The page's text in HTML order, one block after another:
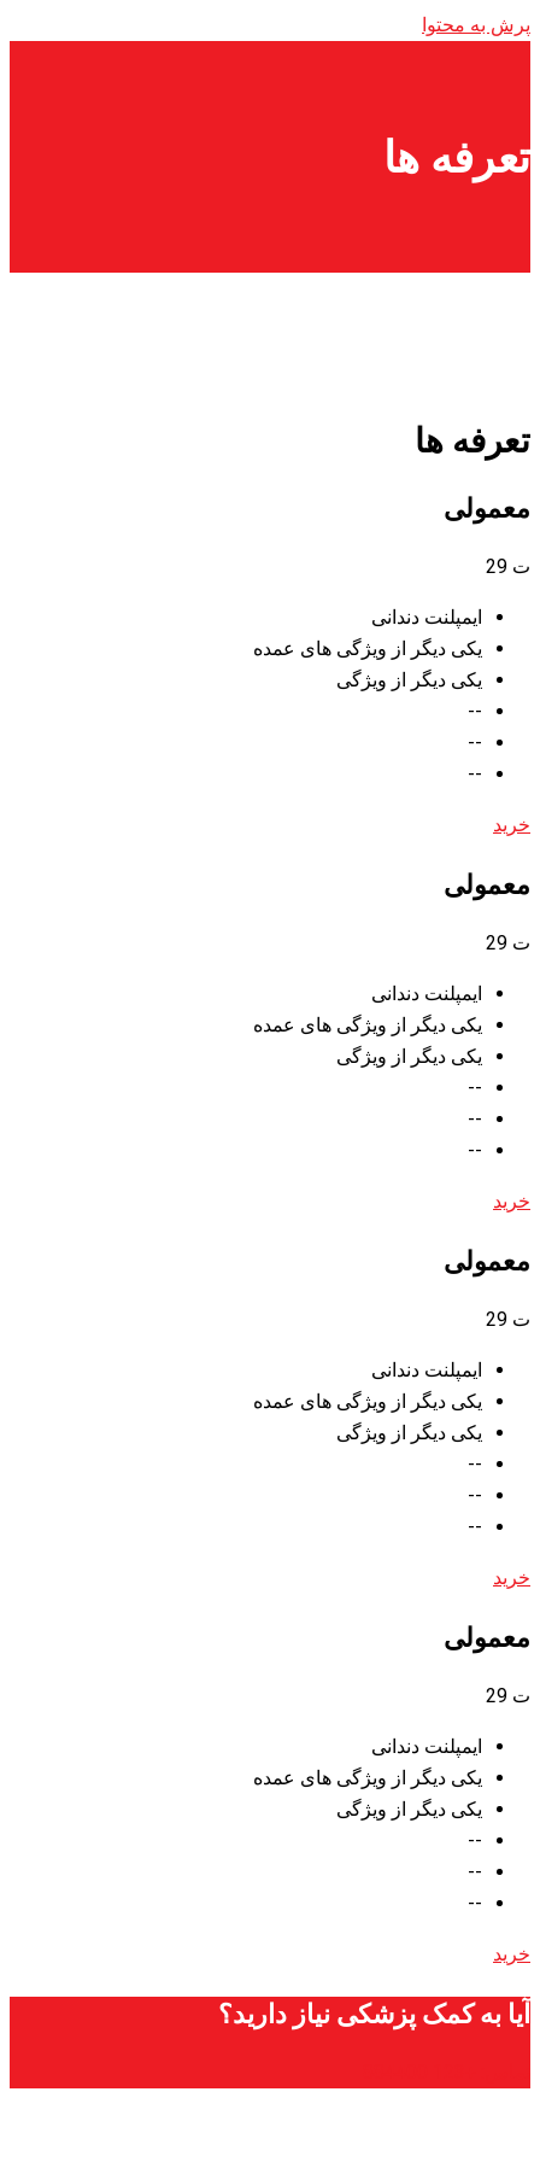
پرش به محتوا
تعرفه ها
تعرفه ها
معمولی
ت 29
ایمپلنت دندانی
یکی دیگر از ویژگی های عمده
یکی دیگر از ویژگی
--
--
--
خرید
معمولی
ت 29
ایمپلنت دندانی
یکی دیگر از ویژگی های عمده
یکی دیگر از ویژگی
--
--
--
خرید
معمولی
ت 29
ایمپلنت دندانی
یکی دیگر از ویژگی های عمده
یکی دیگر از ویژگی
--
--
--
خرید
معمولی
ت 29
ایمپلنت دندانی
یکی دیگر از ویژگی های عمده
یکی دیگر از ویژگی
--
--
--
خرید
آیا به کمک پزشکی نیاز دارید؟